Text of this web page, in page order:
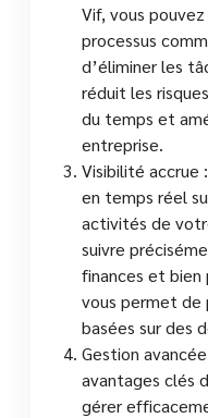
Vif, vous
processus
d’éliminer les
réduit les
du temps et
entreprise.
Visibilité accrue
en temps réel
activités de
suivre
finances et
vous permet de
basées sur des
Gestion
avantages clés
gérer